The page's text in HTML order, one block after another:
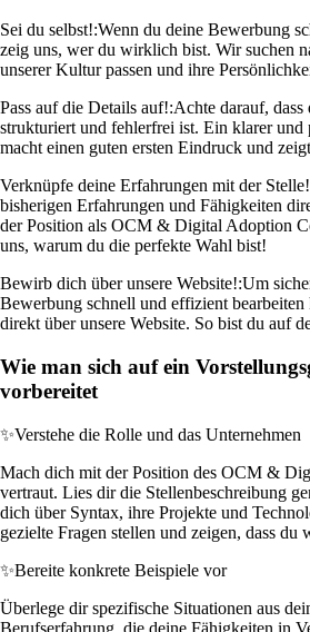
Sei du selbst!:Wenn du deine Bewerbung
zeig uns, wer du wirklich bist. Wir suchen
unserer Kultur passen und ihre
Pass auf die Details auf!:Achte darauf,
strukturiert und fehlerfrei ist. Ein klarer
macht einen guten ersten Eindruck und
Verknüpfe deine Erfahrungen mit der
bisherigen Erfahrungen und Fähigkeiten
der Position als OCM & Digital Adoption
uns, warum du die perfekte Wahl bist!
Bewirb dich über unsere Website!:Um
Bewerbung schnell und effizient
direkt über unsere Website. So bist du auf
Wie man sich auf ein
vorbereitet
✨Verstehe die Rolle und das Unternehmen
Mach dich mit der Position des OCM &
vertraut. Lies dir die Stellenbeschreibung
dich über Syntax, ihre Projekte und
gezielte Fragen stellen und zeigen, dass du
✨Bereite konkrete Beispiele vor
Überlege dir spezifische Situationen aus
Berufserfahrung, die deine Fähigkeiten in